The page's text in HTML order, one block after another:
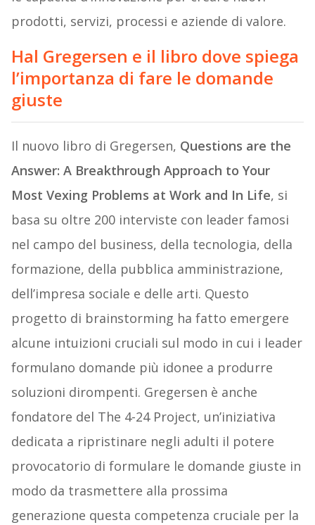
prodotti, servizi, processi e aziende di valore.
Hal Gregersen e il libro dove spiega
l’importanza di fare le domande
giuste
Il nuovo libro di Gregersen, Questions are the
Answer: A Breakthrough Approach to Your
Most Vexing Problems at Work and In Life, si
basa su oltre 200 interviste con leader famosi
nel campo del business, della tecnologia, della
formazione, della pubblica amministrazione,
dell’impresa sociale e delle arti. Questo
progetto di brainstorming ha fatto emergere
alcune intuizioni cruciali sul modo in cui i leader
formulano domande più idonee a produrre
soluzioni dirompenti. Gregersen è anche
fondatore del The 4-24 Project, un’iniziativa
dedicata a ripristinare negli adulti il potere
provocatorio di formulare le domande giuste in
modo da trasmettere alla prossima
generazione questa competenza cruciale per la